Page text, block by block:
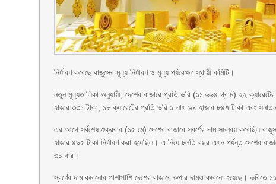
নির্ধারণ করেছে বাজুসের মূল্য নির্ধারণ ও মূল্য পর্যবেক্ষণ স্থায়ী কমিটি।
নতুন মূল্যতালিকা অনুযায়ী, দেশের বাজারে প্রতি ভরি (১১.৬৬৪ গ্রাম) ২২
হাজার ৩৩১ টাকা, ১৮ ক্যারেটের প্রতি ভরি ১ লাখ ৯৪ হাজার ৮৪৭ টাকা এবং
এর আগে সর্বশেষ শুক্রবার (১৫ মে) দেশের বাজারে স্বর্ণের দাম সমন্বয় করেছিল
হাজার ৪৯৫ টাকা নির্ধারণ করা হয়েছিল। এ নিয়ে চলতি বছর এখন পর্যন্ত দেশের
৩০ বার।
স্বর্ণের দাম কমানোর পাশাপাশি দেশের বাজারে রুপার দামও কমানো হয়েছে।